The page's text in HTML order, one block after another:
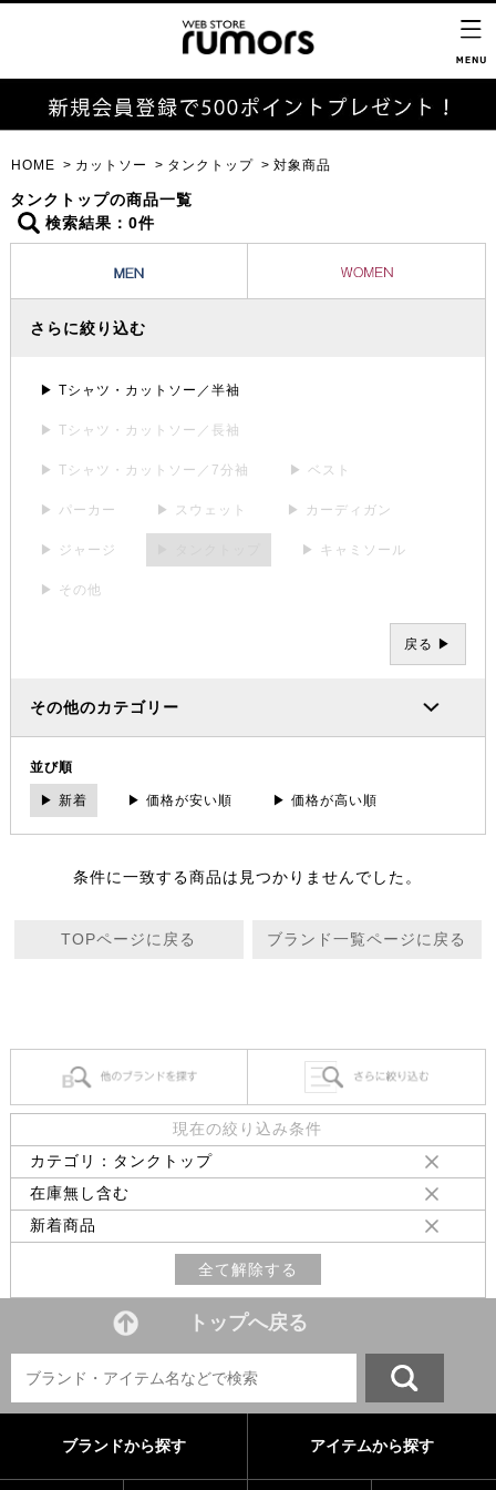
HOME カットソー タンクトップ 対象商品
タンクトップの商品一覧
検索結果：0件
さらに絞り込む
▶ Tシャツ・カットソー／半袖
▶ Tシャツ・カットソー／長袖
▶ Tシャツ・カットソー／7分袖 ▶ ベスト
▶ パーカー ▶ スウェット ▶ カーディガン
▶ ジャージ ▶ キャミソール
▶ その他
戻る ▶
その他のカテゴリー
並び順
▶ 新着 ▶ 価格が安い順 ▶ 価格が高い順
条件に一致する商品は見つかりませんでした。
TOPページに戻る ブランド一覧ページに戻る
現在の絞り込み条件
カテゴリ：タンクトップ
在庫無し含む
新着商品
全て解除する
トップへ戻る
ブランドから探す アイテムから探す